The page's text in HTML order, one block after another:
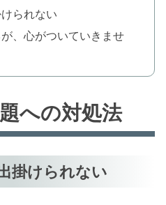
られない
、心がついていきませ
への対処法
掛けられない